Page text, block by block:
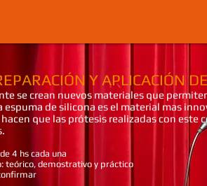
Y APLICACIÓN
se crean nuevos materiales que
espuma de silicona es el material mas
que las prótesis realizadas con
4 hs cada una
teórico, demostrativo y práctico